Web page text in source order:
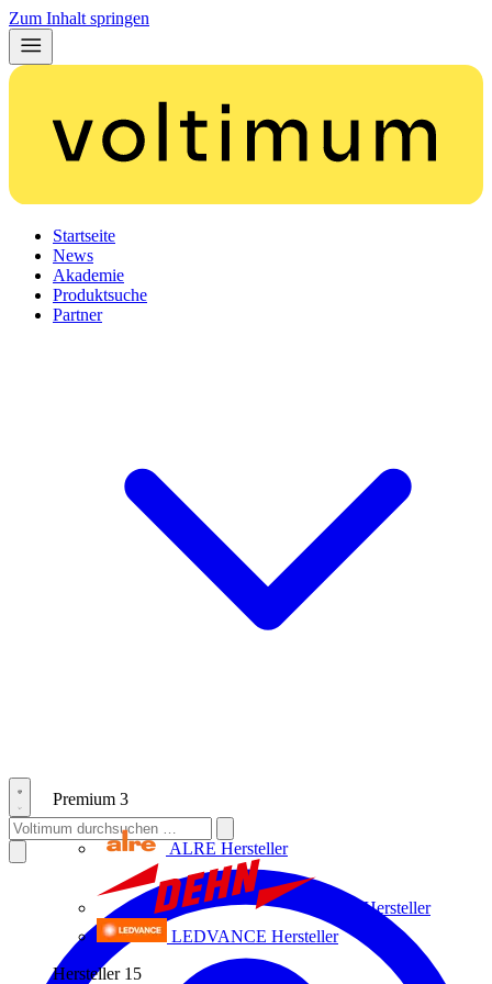
Zum Inhalt springen
Startseite
News
Akademie
Produktsuche
Partner
Premium 3
ALRE Hersteller
Hersteller
LEDVANCE Hersteller
Hersteller 15